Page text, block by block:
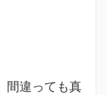
間違っても真